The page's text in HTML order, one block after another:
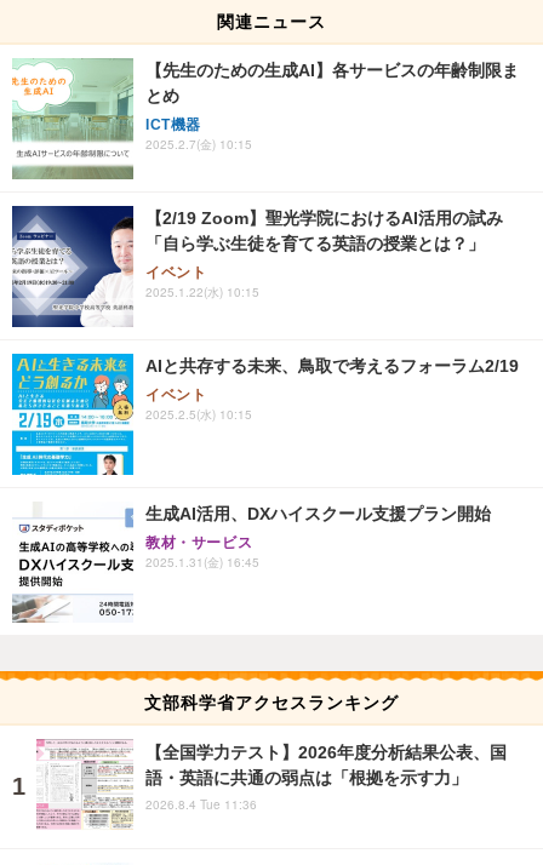
関連ニュース
【先生のための生成AI】各サービスの年齢制限ま
とめ
ICT機器
2025.2.7(金) 10:15
【2/19 Zoom】聖光学院におけるAI活用の試み
「自ら学ぶ生徒を育てる英語の授業とは？」
イベント
2025.1.22(水) 10:15
AIと共存する未来、鳥取で考えるフォーラム2/19
イベント
2025.2.5(水) 10:15
生成AI活用、DXハイスクール支援プラン開始
教材・サービス
2025.1.31(金) 16:45
文部科学省アクセスランキング
【全国学力テスト】2026年度分析結果公表、国
語・英語に共通の弱点は「根拠を示す力」
2026.8.4 Tue 11:36